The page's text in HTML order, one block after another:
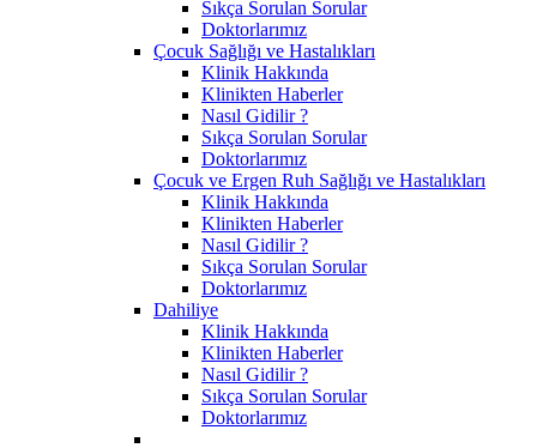
Sıkça Sorulan Sorular
Doktorlarımız
Çocuk Sağlığı ve Hastalıkları
Klinik Hakkında
Klinikten Haberler
Nasıl Gidilir ?
Sıkça Sorulan Sorular
Doktorlarımız
Çocuk ve Ergen Ruh Sağlığı ve Hastalıkları
Klinik Hakkında
Klinikten Haberler
Nasıl Gidilir ?
Sıkça Sorulan Sorular
Doktorlarımız
Dahiliye
Klinik Hakkında
Klinikten Haberler
Nasıl Gidilir ?
Sıkça Sorulan Sorular
Doktorlarımız